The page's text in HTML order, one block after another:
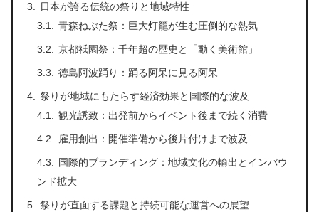
日本が誇る伝統の祭りと地域特性
青森ねぶた祭：巨大灯籠が生む圧倒的な熱気
京都祇園祭：千年超の歴史と「動く美術館」
徳島阿波踊り：踊る阿呆に見る阿呆
祭りが地域にもたらす経済効果と国際的な波及
観光誘致：出発前からイベント後まで続く消費
雇用創出：開催準備から後片付けまで波及
国際的ブランディング：地域文化の輸出とインバウ
ンド拡大
祭りが直面する課題と持続可能な運営への展望